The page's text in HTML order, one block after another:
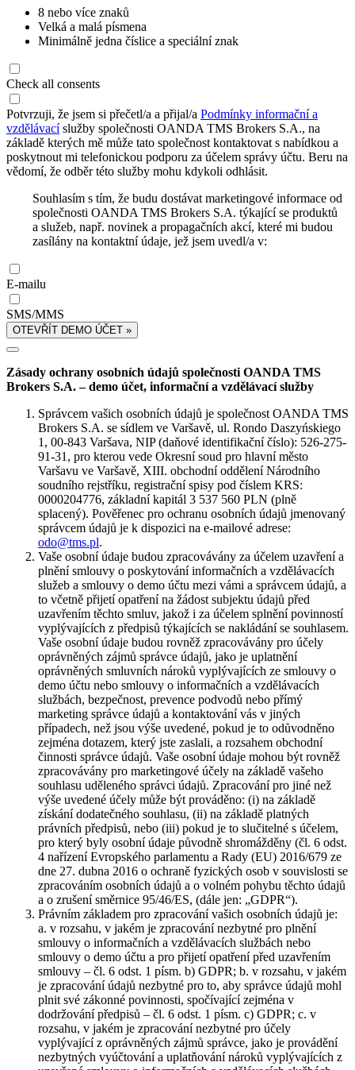
8 nebo více znaků
Velká a malá písmena
Minimálně jedna číslice a speciální znak
Check all consents
Potvrzuji, že jsem si přečetl/a a přijal/a Podmínky informační a
vzdělávacíslužby společnosti OANDA TMS Brokers S.A., na
základě kterých mě může tato společnost kontaktovat s nabídkou a
poskytnout mi telefonickou podporu za účelem správy účtu. Beru na
vědomí, že odběr této služby mohu kdykoli odhlásit.
Souhlasím s tím, že budu dostávat marketingové informace od
společnosti OANDA TMS Brokers S.A. týkající se produktů
a služeb, např. novinek a propagačních akcí, které mi budou
zasílány na kontaktní údaje, jež jsem uvedl/a v:
E-mailu
SMS/MMS
OTEVŘÍT DEMO ÚČET »
Zásady ochrany osobních údajů společnosti OANDA TMS
Brokers S.A. – demo účet, informační a vzdělávací služby
Správcem vašich osobních údajů je společnost OANDA TMS
Brokers S.A. se sídlem ve Varšavě, ul. Rondo Daszyńskiego
1, 00-843 Varšava, NIP (daňové identifikační číslo): 526-275-
91-31, pro kterou vede Okresní soud pro hlavní město
Varšavu ve Varšavě, XIII. obchodní oddělení Národního
soudního rejstříku, registrační spisy pod číslem KRS:
0000204776, základní kapitál 3 537 560 PLN (plně
splacený). Pověřenec pro ochranu osobních údajů jmenovaný
správcem údajů je k dispozici na e-mailové adrese:
odo@tms.pl.
Vaše osobní údaje budou zpracovávány za účelem uzavření a
plnění smlouvy o poskytování informačních a vzdělávacích
služeb a smlouvy o demo účtu mezi vámi a správcem údajů, a
to včetně přijetí opatření na žádost subjektu údajů před
uzavřením těchto smluv, jakož i za účelem splnění povinností
vyplývajících z předpisů týkajících se nakládání se souhlasem.
Vaše osobní údaje budou rovněž zpracovávány pro účely
oprávněných zájmů správce údajů, jako je uplatnění
oprávněných smluvních nároků vyplývajících ze smlouvy o
demo účtu nebo smlouvy o informačních a vzdělávacích
službách, bezpečnost, prevence podvodů nebo přímý
marketing správce údajů a kontaktování vás v jiných
případech, než jsou výše uvedené, pokud je to odůvodněno
zejména dotazem, který jste zaslali, a rozsahem obchodní
činnosti správce údajů. Vaše osobní údaje mohou být rovněž
zpracovávány pro marketingové účely na základě vašeho
souhlasu uděleného správci údajů. Zpracování pro jiné než
výše uvedené účely může být prováděno: (i) na základě
získání dodatečného souhlasu, (ii) na základě platných
právních předpisů, nebo (iii) pokud je to slučitelné s účelem,
pro který byly osobní údaje původně shromážděny (čl. 6 odst.
4 nařízení Evropského parlamentu a Rady (EU) 2016/679 ze
dne 27. dubna 2016 o ochraně fyzických osob v souvislosti se
zpracováním osobních údajů a o volném pohybu těchto údajů
a o zrušení směrnice 95/46/ES, (dále jen: „GDPR“).
Právním základem pro zpracování vašich osobních údajů je:
a. v rozsahu, v jakém je zpracování nezbytné pro plnění
smlouvy o informačních a vzdělávacích službách nebo
smlouvy o demo účtu a pro přijetí opatření před uzavřením
smlouvy – čl. 6 odst. 1 písm. b) GDPR; b. v rozsahu, v jakém
je zpracování údajů nezbytné pro to, aby správce údajů mohl
plnit své zákonné povinnosti, spočívající zejména v
dodržování předpisů – čl. 6 odst. 1 písm. c) GDPR; c. v
rozsahu, v jakém je zpracování nezbytné pro účely
vyplývající z oprávněných zájmů správce, jako je provádění
nezbytných vyúčtování a uplatňování nároků vyplývajících z